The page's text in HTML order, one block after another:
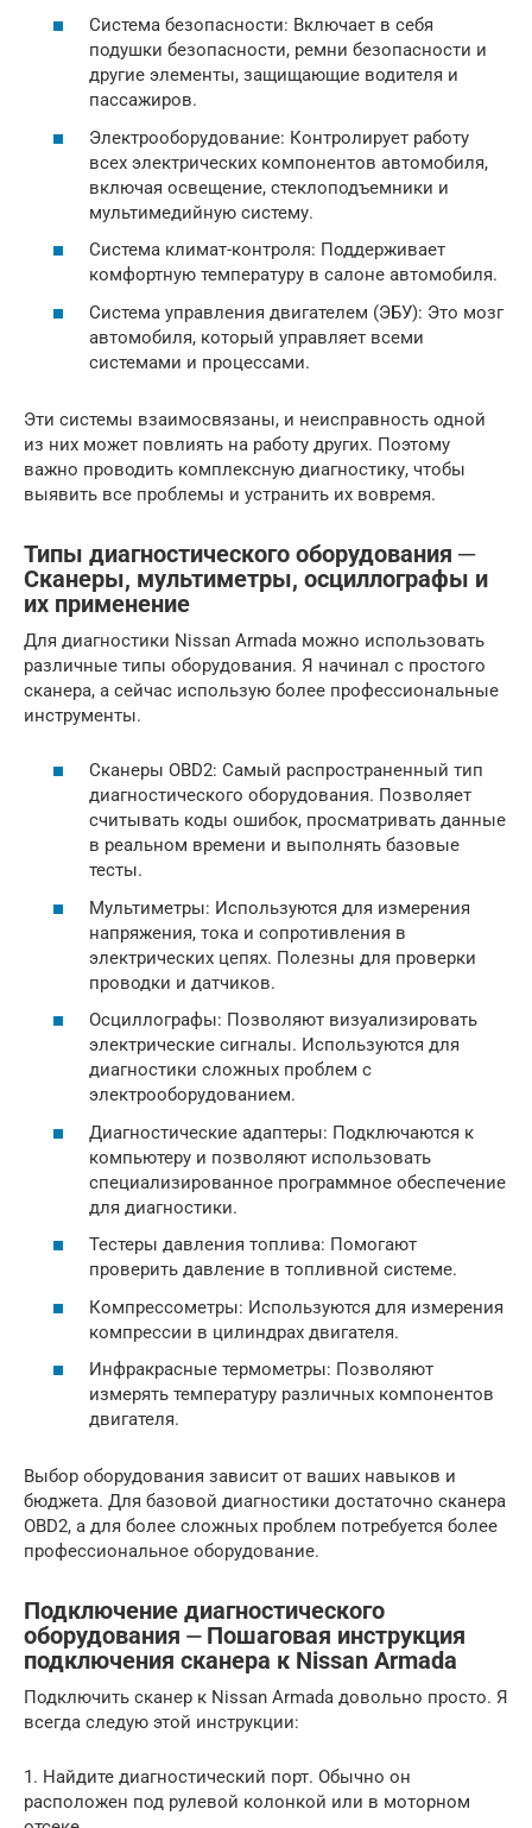
Система безопасности: Включает в себя
подушки безопасности, ремни безопасности и
другие элементы, защищающие водителя и
пассажиров.
Электрооборудование: Контролирует работу
всех электрических компонентов автомобиля,
включая освещение, стеклоподъемники и
мультимедийную систему.
Система климат-контроля: Поддерживает
комфортную температуру в салоне автомобиля.
Система управления двигателем (ЭБУ): Это мозг
автомобиля, который управляет всеми
системами и процессами.
Эти системы взаимосвязаны, и неисправность одной
из них может повлиять на работу других. Поэтому
важно проводить комплексную диагностику, чтобы
выявить все проблемы и устранить их вовремя.
Типы диагностического оборудования ─
Сканеры, мультиметры, осциллографы и
их применение
Для диагностики Nissan Armada можно использовать
различные типы оборудования. Я начинал с простого
сканера, а сейчас использую более профессиональные
инструменты.
Сканеры OBD2: Самый распространенный тип
диагностического оборудования. Позволяет
считывать коды ошибок, просматривать данные
в реальном времени и выполнять базовые
тесты.
Мультиметры: Используются для измерения
напряжения, тока и сопротивления в
электрических цепях. Полезны для проверки
проводки и датчиков.
Осциллографы: Позволяют визуализировать
электрические сигналы. Используются для
диагностики сложных проблем с
электрооборудованием.
Диагностические адаптеры: Подключаются к
компьютеру и позволяют использовать
специализированное программное обеспечение
для диагностики.
Тестеры давления топлива: Помогают
проверить давление в топливной системе.
Компрессометры: Используются для измерения
компрессии в цилиндрах двигателя.
Инфракрасные термометры: Позволяют
измерять температуру различных компонентов
двигателя.
Выбор оборудования зависит от ваших навыков и
бюджета. Для базовой диагностики достаточно сканера
OBD2, а для более сложных проблем потребуется более
профессиональное оборудование.
Подключение диагностического
оборудования ⏤ Пошаговая инструкция
подключения сканера к Nissan Armada
Подключить сканер к Nissan Armada довольно просто. Я
всегда следую этой инструкции:
1. Найдите диагностический порт. Обычно он
расположен под рулевой колонкой или в моторном